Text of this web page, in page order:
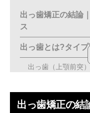
出っ歯矯正の結論
ス
出っ歯とは?タイ
出っ歯（上顎前突
30秒セルフチェッ
出っ歯矯正の結